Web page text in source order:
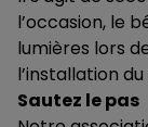
l’occasion, le
lumières lors
l’installation
Sautez le pas